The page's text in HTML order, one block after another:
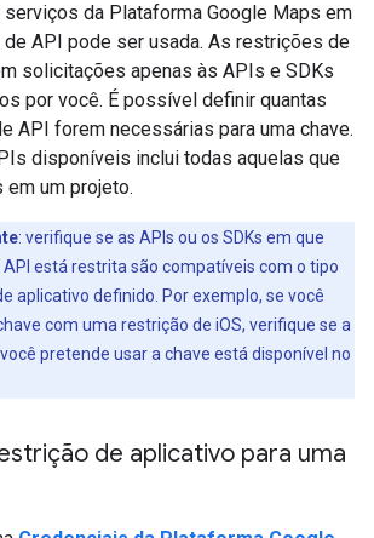
serviços da Plataforma Google Maps em
de API pode ser usada. As restrições de
solicitações apenas às APIs e SDKs
por você. É possível definir quantas
API forem necessárias para uma chave.
disponíveis inclui todas aquelas que
um projeto.
: verifique se as APIs ou os SDKs em que
API está restrita são compatíveis com o tipo
aplicativo definido. Por exemplo, se você
com uma restrição de iOS, verifique se a
pretende usar a chave está disponível no
de aplicativo para uma